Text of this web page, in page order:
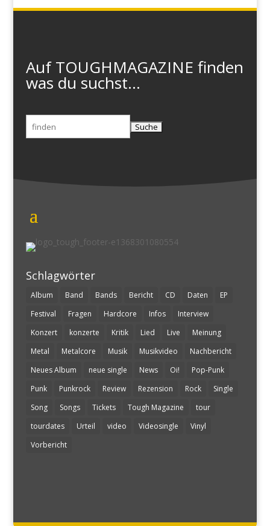
Auf TOUGHMAGAZINE finden
was du suchst...
Suchen
nach:
Schlagwörter
Album Band Bands Bericht CD Daten
EP
Festival
Fragen Hardcore Infos
Interview
Konzert
konzerte Kritik Lied Live
Meinung
Metal
Metalcore Musik Musikvideo
Nachbericht
Neues Album
neue single News Oi!
Pop-Punk
Punk
Punkrock Review Rezension Rock
Single
Song
Songs Tickets Tough Magazine
tour
tourdates
Urteil video Videosingle
Vinyl
Vorbericht